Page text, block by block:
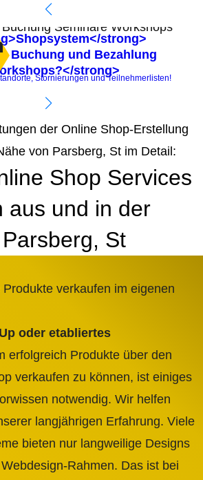
strong>
Buchung und Bezahlung
strong>
Stornierungen und Teilnehmerlisten!
der Online Shop-Erstellung
von Parsberg, St im Detail:
Shop Services
aus und in der
St
verkaufen im eigenen
oder etabliertes
erfolgreich Produkte über den
verkaufen zu können, ist einiges
notwendig. Wir helfen
langjährigen Erfahrung. Viele
bieten nur langweilige Designs
Rahmen. Das ist bei